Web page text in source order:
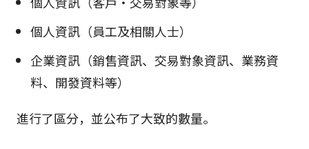
個人資訊（員工及相關人士）
企業資訊（銷售資訊、交易對象資訊、業務資
料、開發資料等）
進行了區分，並公布了大致的數量。